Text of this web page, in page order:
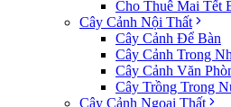
Cho Thuê Mai Tết
Cây Cảnh Nội Thất
Cây Cảnh Để Bàn
Cây Cảnh Trong
Cây Cảnh Văn
Cây Trồng Trong
Cây Cảnh Ngoại Thất